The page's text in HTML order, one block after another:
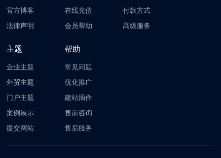
官方博客
法律声明
在线充值
会员帮助
付款方式
高级服务
主题
企业主题
外贸主题
门户主题
案例展示
提交网站
帮助
常见问题
优化推广
建站插件
售前咨询
售后服务